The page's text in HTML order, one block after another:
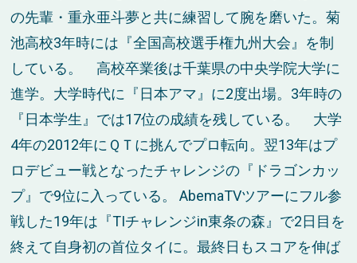
の先輩・重永亜斗夢と共に練習して腕を磨いた。菊
池高校3年時には『全国高校選手権九州大会』を制
している。 高校卒業後は千葉県の中央学院大学に
進学。大学時代に『日本アマ』に2度出場。3年時の
『日本学生』では17位の成績を残している。 大学
4年の2012年にＱＴに挑んでプロ転向。翌13年はプ
ロデビュー戦となったチャレンジの『ドラゴンカッ
プ』で9位に入っている。 AbemaTVツアーにフル参
戦した19年は『TIチャレンジin東条の森』で2日目を
終えて自身初の首位タイに。最終日もスコアを伸ば